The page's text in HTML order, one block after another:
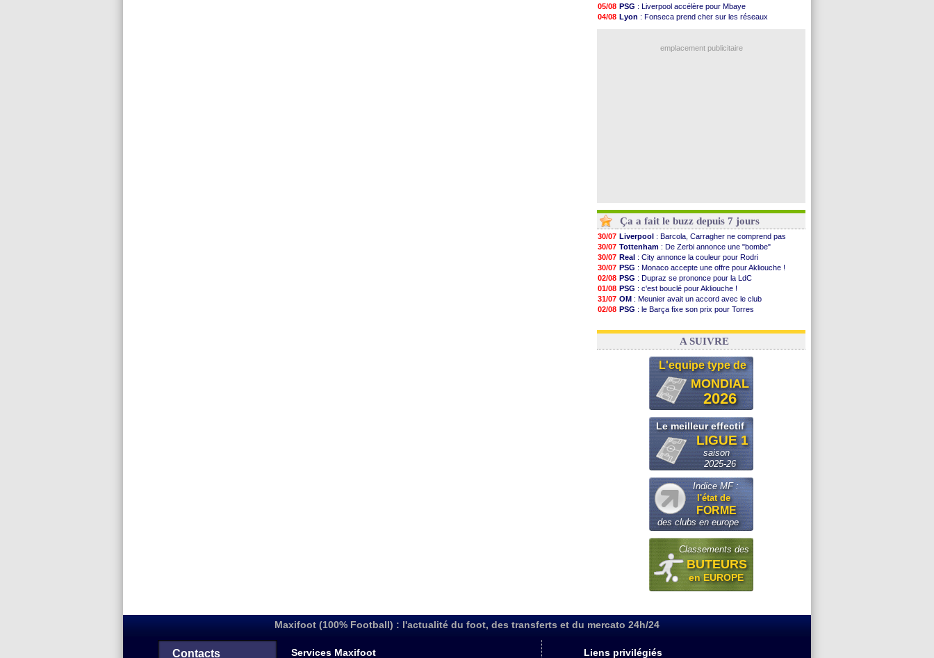
00h06
PSG : Luis Enrique satisfait malgré tout
05/08 Monaco: Pogba pointé du doigt
: Thomasson et Cresswell réconciliés
05/08 PSG : Liverpool accélère pour Mbaye
04/08 Lyon : Fonseca prend cher sur les réseaux
emplacement publicitaire
Ça a fait le buzz depuis 7 jours
30/07 Liverpool : Barcola, Carragher ne comprend pas
30/07 Tottenham : De Zerbi annonce une "bombe"
30/07 Real : City annonce la couleur pour Rodri
30/07 PSG : Monaco accepte une offre pour Akliouche !
02/08 PSG : Dupraz se prononce pour la LdC
01/08 PSG : c'est bouclé pour Akliouche !
31/07 OM : Meunier avait un accord avec le club
02/08 PSG : le Barça fixe son prix pour Torres
03/08 FIFA: Infantino sollicite Trump
A SUIVRE
L'equipe type de
MONDIAL
2026
Le meilleur effectif
LIGUE 1
saison
2025-26
Indice MF :
l'état de
FORME
des clubs en europe
Classements des
BUTEURS
en EUROPE
Maxifoot (100% Football) : l'actualité du foot, des transferts et du mercato 24h/24
Contacts Services Maxifoot Liens privilégiés